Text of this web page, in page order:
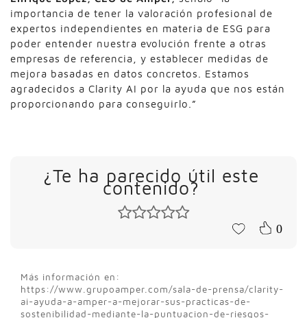
importancia de tener la valoración profesional de
expertos independientes en materia de ESG para
poder entender nuestra evolución frente a otras
empresas de referencia, y establecer medidas de
mejora basadas en datos concretos. Estamos
agradecidos a Clarity AI por la ayuda que nos están
proporcionando para conseguirlo.”
¿Te ha parecido útil este
contenido?
0
Más información en:
https://www.grupoamper.com/sala-de-prensa/clarity-
ai-ayuda-a-amper-a-mejorar-sus-practicas-de-
sostenibilidad-mediante-la-puntuacion-de-riesgos-